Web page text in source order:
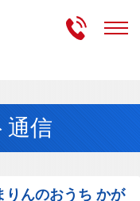
受付時
通信
りんのおうち かが